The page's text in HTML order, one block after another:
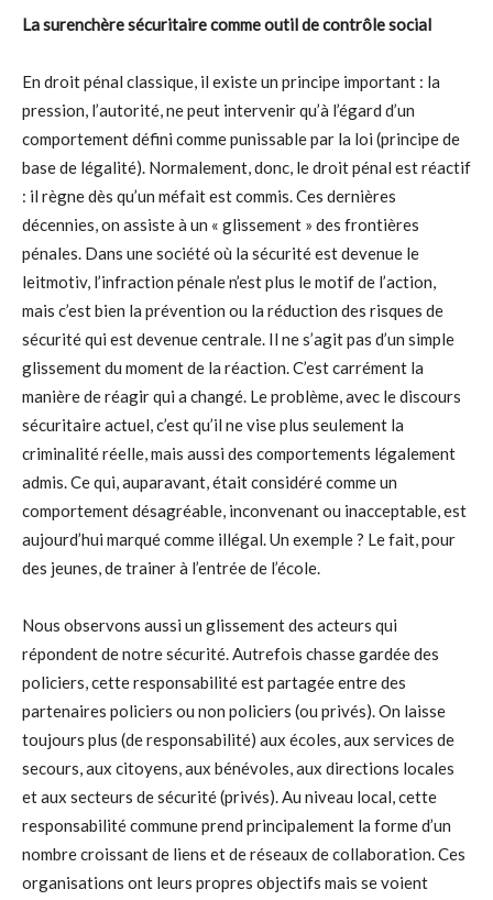
La surenchère sécuritaire comme outil de contrôle social
En droit pénal classique, il existe un principe important : la
pression, l’autorité, ne peut intervenir qu’à l’égard d’un
comportement défini comme punissable par la loi (principe de
base de légalité). Normalement, donc, le droit pénal est réactif
: il règne dès qu’un méfait est commis. Ces dernières
décennies, on assiste à un « glissement » des frontières
pénales. Dans une société où la sécurité est devenue le
leitmotiv, l’infraction pénale n’est plus le motif de l’action,
mais c’est bien la prévention ou la réduction des risques de
sécurité qui est devenue centrale. Il ne s’agit pas d’un simple
glissement du moment de la réaction. C’est carrément la
manière de réagir qui a changé. Le problème, avec le discours
sécuritaire actuel, c’est qu’il ne vise plus seulement la
criminalité réelle, mais aussi des comportements légalement
admis. Ce qui, auparavant, était considéré comme un
comportement désagréable, inconvenant ou inacceptable, est
aujourd’hui marqué comme illégal. Un exemple ? Le fait, pour
des jeunes, de trainer à l’entrée de l’école.
Nous observons aussi un glissement des acteurs qui
répondent de notre sécurité. Autrefois chasse gardée des
policiers, cette responsabilité est partagée entre des
partenaires policiers ou non policiers (ou privés). On laisse
toujours plus (de responsabilité) aux écoles, aux services de
secours, aux citoyens, aux bénévoles, aux directions locales
et aux secteurs de sécurité (privés). Au niveau local, cette
responsabilité commune prend principalement la forme d’un
nombre croissant de liens et de réseaux de collaboration. Ces
organisations ont leurs propres objectifs mais se voient